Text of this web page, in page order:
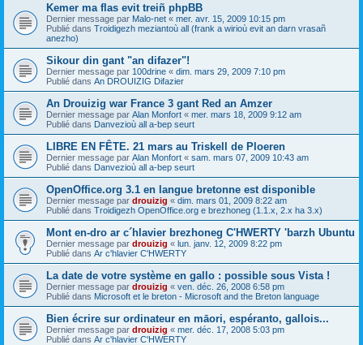
Kemer ma flas evit treiñ phpBB
Dernier message par Malo-net « mer. avr. 15, 2009 10:15 pm
Publié dans Troidigezh meziantoù all (frank a wirioù evit an darn vrasañ
anezho)
Sikour din gant "an difazer"!
Dernier message par 100drine « dim. mars 29, 2009 7:10 pm
Publié dans An DROUIZIG Difazier
An Drouizig war France 3 gant Red an Amzer
Dernier message par Alan Monfort « mer. mars 18, 2009 9:12 am
Publié dans Danvezioù all a-bep seurt
LIBRE EN FÊTE. 21 mars au Triskell de Ploeren
Dernier message par Alan Monfort « sam. mars 07, 2009 10:43 am
Publié dans Danvezioù all a-bep seurt
OpenOffice.org 3.1 en langue bretonne est disponible
Dernier message par drouizig « dim. mars 01, 2009 8:22 am
Publié dans Troidigezh OpenOffice.org e brezhoneg (1.1.x, 2.x ha 3.x)
Mont en-dro ar c´hlavier brezhoneg C'HWERTY 'barzh Ubuntu
Dernier message par drouizig « lun. janv. 12, 2009 8:22 pm
Publié dans Ar c'hlavier C'HWERTY
La date de votre système en gallo : possible sous Vista !
Dernier message par drouizig « ven. déc. 26, 2008 6:58 pm
Publié dans Microsoft et le breton - Microsoft and the Breton language
Bien écrire sur ordinateur en māori, espéranto, gallois...
Dernier message par drouizig « mer. déc. 17, 2008 5:03 pm
Publié dans Ar c'hlavier C'HWERTY